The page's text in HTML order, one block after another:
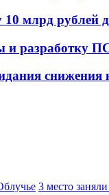
10 млрд
и разработку
снижения
3 место